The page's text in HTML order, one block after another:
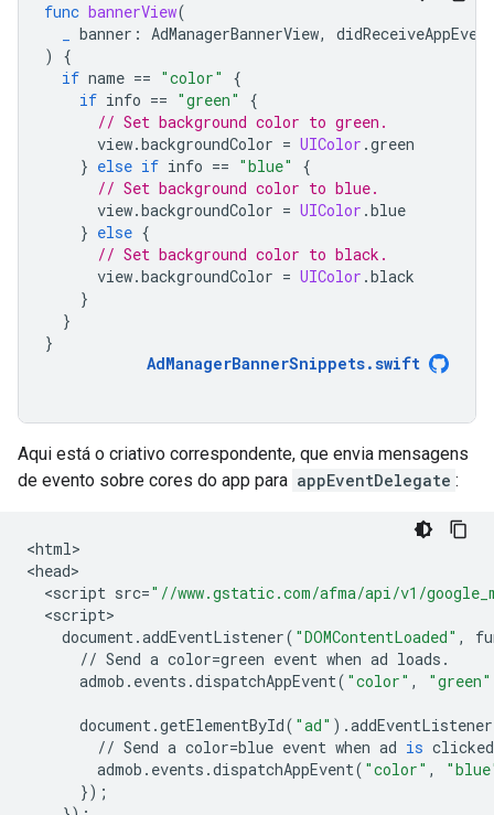
func bannerView(
banner : AdManagerBannerView,
didReceiveAppEvent
)
{
if name == "color"
{
if info == "green"
{
// Set background color to green.
view.backgroundColor = UIColor .green
} else if info == "blue"
{
// Set background color to blue.
view.backgroundColor = UIColor .blue
} else {
// Set background color to black.
view.backgroundColor = UIColor .black
}
}
}
AdManagerBannerSnippets.swift
Aqui está o criativo correspondente, que envia mensagens
de evento sobre cores do app para appEventDelegate :
<html>
<head
<script src="//www.gstatic.com/afma/api/v1/
<script
document.addEventListener( "DOMContentLoaded" ,
// Send a color=green event when ad loads .
admob . events .dispatchAppEvent( "color" , "green"
document.getElementById( "ad" ) .addEventListener
// Send a color=blue event when ad is clicked
admob . events .dispatchAppEvent( "color" ,
});